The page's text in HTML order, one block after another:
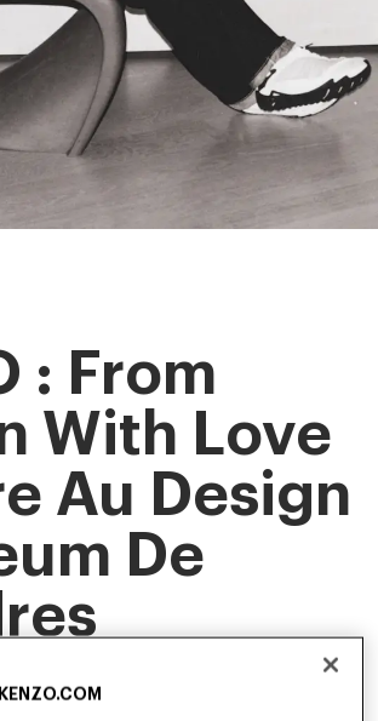
: From
With Love
Au Design
De
constitue la première rétrospective
directeur artistique de la Maison, retraçant